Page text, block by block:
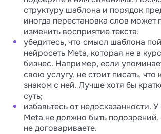
структуру шаблона и порядок
иногда перестановка слов может
изменить восприятие текста;
убедитесь, что смысл шаблона
нейросеть Meta, которая не в
бизнес. Например, если
свою услугу, не стоит писать, что
знаком с ней. Лучше хотя бы
суть;
избавьтесь от недосказанности.
Meta не должно быть подозрений,
не договариваете.